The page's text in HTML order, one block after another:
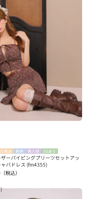
発送 新色 再入荷 XSあり
ーパイピングプリーツセットアッ
バドレス (fm4355)
（税込）